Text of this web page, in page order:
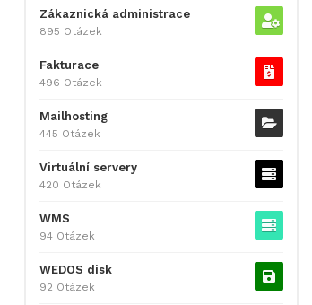
Zákaznická administrace
895 Otázek
Fakturace
496 Otázek
Mailhosting
445 Otázek
Virtuální servery
420 Otázek
WMS
94 Otázek
WEDOS disk
92 Otázek